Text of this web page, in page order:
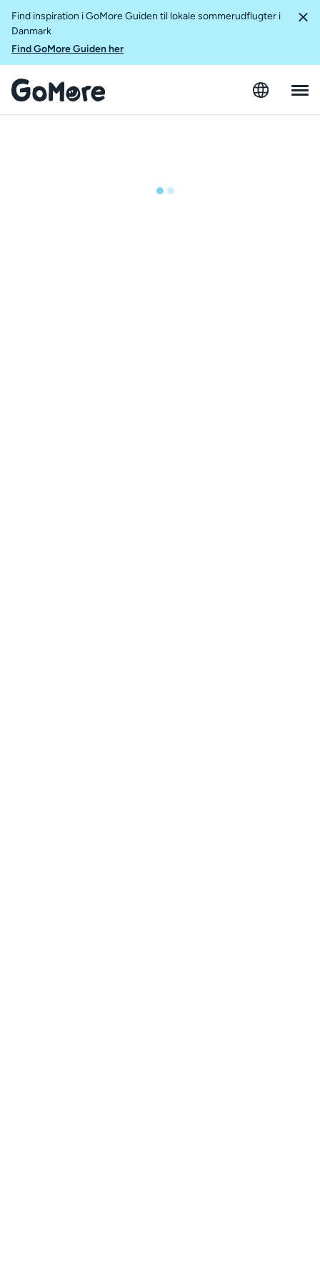
Find inspiration i GoMore Guiden til lokale sommerudflugter i
Danmark
Find GoMore Guiden her